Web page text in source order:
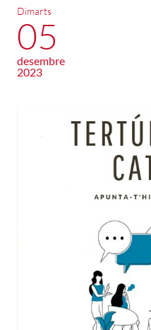
Dimarts
05
desembre
2023